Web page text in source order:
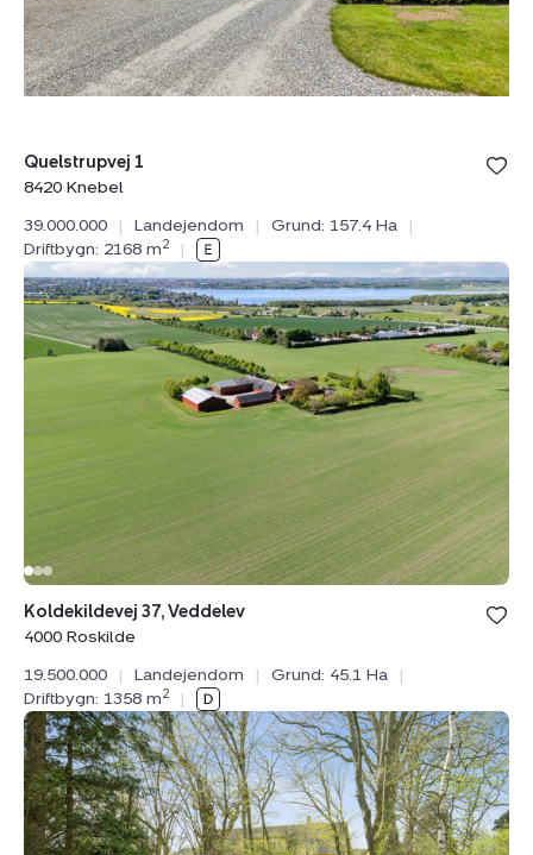
Bolig er
under
Quelstrupvej 1
8420 Knebel
39.000.000
| Landejendom | Grund: 157.4 Ha
|
Driftbygn: 2168 m2 |
Landejendom:
Koldekildevej
37,
Veddelev,
Bolig er
under
Koldekildevej 37, Veddelev
4000 Roskilde
19.500.000
| Landejendom | Grund: 45.1 Ha
|
Driftbygn: 1358 m2 |
Landejendom:
Råsøvej
11,
Tybjerg,
4160